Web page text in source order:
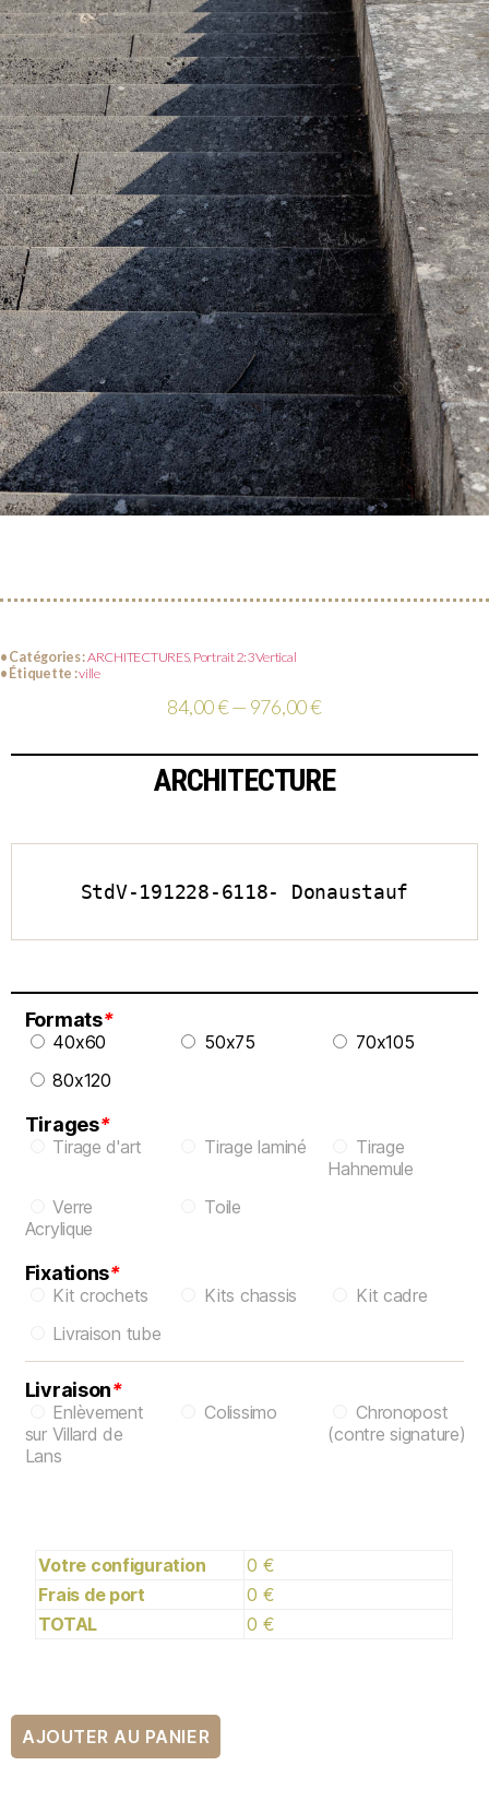
• Catégories :ARCHITECTURES, Portrait 2:3 Vertical
• Étiquette :ville
84,00 € — 976,00 €
ARCHITECTURE
StdV-191228-6118- Donaustauf
Formats*
40x60 50x75
70x105
80x120
Tirages*
Tirage d'art Tirage laminé
Tirage
Hahnemule
Verre
Acrylique
Toile
Fixations*
Kit crochets Kits chassis
Kit cadre
Livraison tube
Livraison*
Enlèvement
sur Villard de
Lans
Colissimo
Chronopost
(contre signature)
Votre configuration
0 €
Frais de port
0 €
TOTAL
0 €
AJOUTER AU PANIER